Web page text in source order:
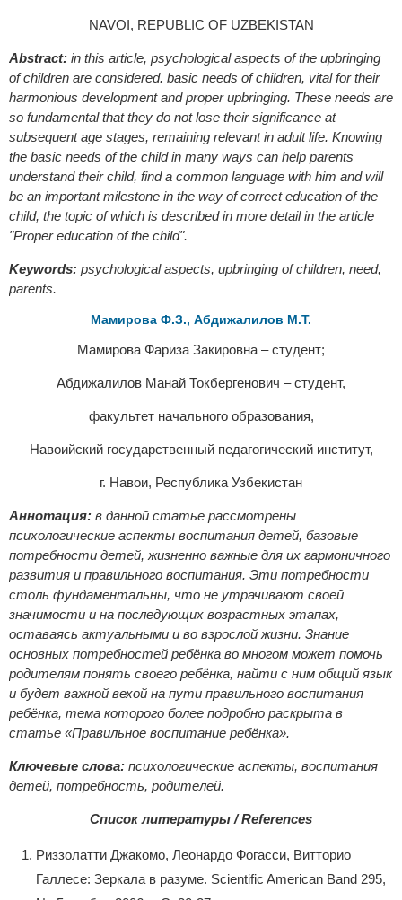
NAVOI, REPUBLIC OF UZBEKISTAN
Abstract: in this article, psychological aspects of the upbringing
of children are considered. basic needs of children, vital for their
harmonious development and proper upbringing. These needs are
so fundamental that they do not lose their significance at
subsequent age stages, remaining relevant in adult life. Knowing
the basic needs of the child in many ways can help parents
understand their child, find a common language with him and will
be an important milestone in the way of correct education of the
child, the topic of which is described in more detail in the article
"Proper education of the child".
Keywords: psychological aspects, upbringing of children, need,
parents.
Мамирова Ф.З., Абдижалилов М.Т.
Мамирова Фариза Закировна – студент;
Абдижалилов Манай Токбергенович – студент,
факультет начального образования,
Навоийский государственный педагогический институт,
г. Навои, Республика Узбекистан
Аннотация: в данной статье рассмотрены
психологические аспекты воспитания детей, базовые
потребности детей, жизненно важные для их гармоничного
развития и правильного воспитания. Эти потребности
столь фундаментальны, что не утрачивают своей
значимости и на последующих возрастных этапах,
оставаясь актуальными и во взрослой жизни. Знание
основных потребностей ребёнка во многом может помочь
родителям понять своего ребёнка, найти с ним общий язык
и будет важной вехой на пути правильного воспитания
ребёнка, тема которого более подробно раскрыта в
статье «Правильное воспитание ребёнка».
Ключевые слова: психологические аспекты, воспитания
детей, потребность, родителей.
Список литературы / References
Риззолатти Джакомо, Леонардо Фогасси, Витторио
Галлесе: Зеркала в разуме. Scientific American Band 295,